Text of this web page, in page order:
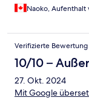
Naoko, Aufenthalt
Verifizierte Bewertung
10/10 –
27. Okt. 2024
Mit Google